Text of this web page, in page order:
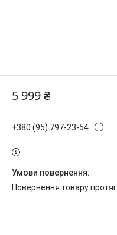
5 999 ₴
+380 (95) 797-23-54
повернення товару